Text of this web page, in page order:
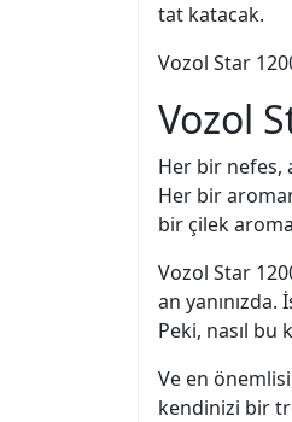
tat katacak.
Vozol Star
Vozol
Her bir nefes,
Her bir
bir çilek
Vozol Star
an
Peki, nasıl bu
Ve en
kendinizi bir